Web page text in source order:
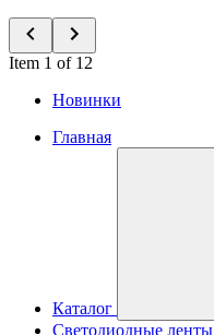
Item 1 of 12
Новинки
Главная
Каталог
Светодиодные ленты